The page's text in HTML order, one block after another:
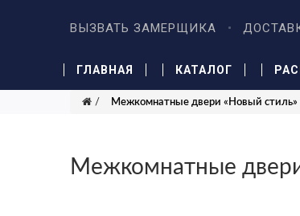
ВЫЗВАТЬ ЗАМЕРЩИКА
ГЛАВНАЯ КАТАЛОГ
Межкомнатные двери «Новый стиль»
Межкомнатные